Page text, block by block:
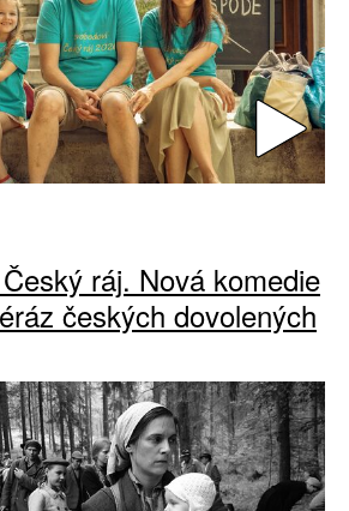
ráj. Nová komedie
českých dovolených